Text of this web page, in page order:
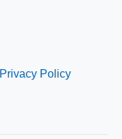
Privacy Policy